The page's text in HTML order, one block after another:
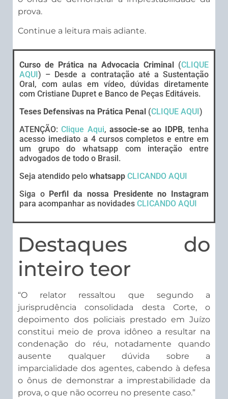
prova.
Continue a leitura mais adiante.
Curso de Prática na Advocacia Criminal (CLIQUE
AQUI ) – Desde a contratação até a Sustentação
Oral, com aulas em vídeo, dúvidas diretamente
com Cristiane Dupret e Banco de Peças Editáveis.
Teses Defensivas na Prática Penal (CLIQUE AQUI )
ATENÇÃO:Clique Aqui,associe-se ao IDPB, tenha
acesso imediato a 4 cursos completos e entre em
um grupo do whatsapp com interação entre
advogados de todo o Brasil.
Seja atendido pelo whatsapp CLICANDO AQUI
Siga o Perfil da nossa Presidente no Instagram
para acompanhar as novidades CLICANDO AQUI
Destaques do
inteiro teor
“O relator ressaltou que segundo a
jurisprudência consolidada desta Corte, o
depoimento dos policiais prestado em Juízo
constitui meio de prova idôneo a resultar na
condenação do réu, notadamente quando
ausente qualquer dúvida sobre a
imparcialidade dos agentes, cabendo à defesa
o ônus de demonstrar a imprestabilidade da
prova, o que não ocorreu no presente caso.”